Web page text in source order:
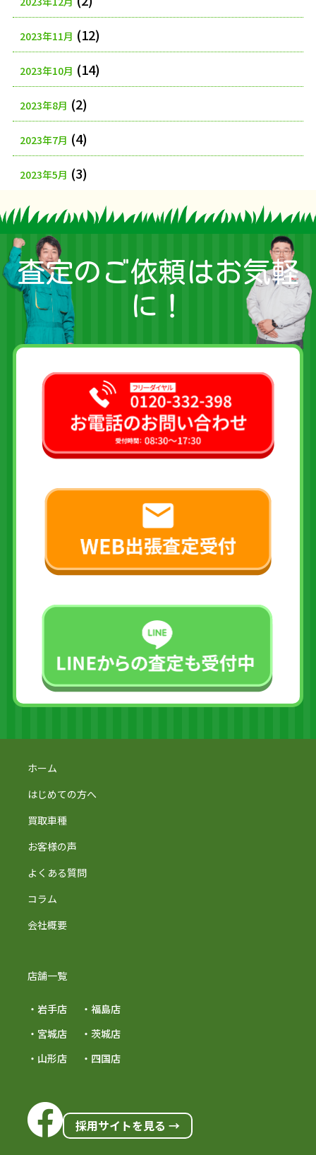
2023年11月 (12)
2023年10月 (14)
2023年8月 (2)
2023年7月 (4)
2023年5月 (3)
査定のご依頼はお気軽
に！
ホーム
はじめての方へ
買取車種
お客様の声
よくある質問
コラム
会社概要
店舗一覧
・岩手店
・宮城店
・山形店
・福島店
・茨城店
・四国店
採用サイトを見る →